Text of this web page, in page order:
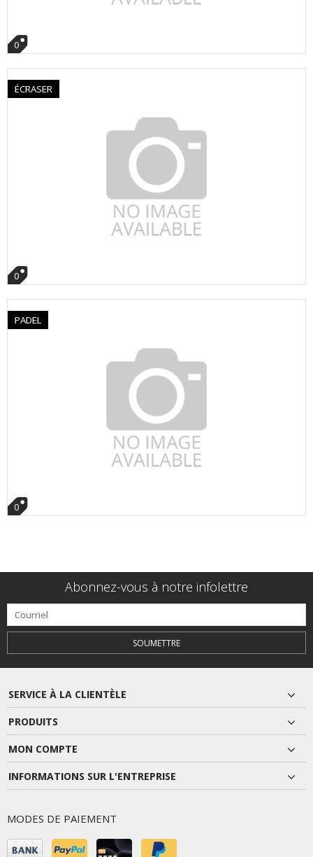
0
ÉCRASER
0
PADEL
0
Abonnez-vous à notre infolettre
SOUMETTRE
SERVICE À LA CLIENTÈLE
PRODUITS
MON COMPTE
INFORMATIONS SUR L'ENTREPRISE
MODES DE PAIEMENT